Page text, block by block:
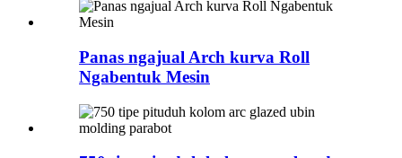
Panas ngajual Arch kurva Roll
Ngabentuk Mesin